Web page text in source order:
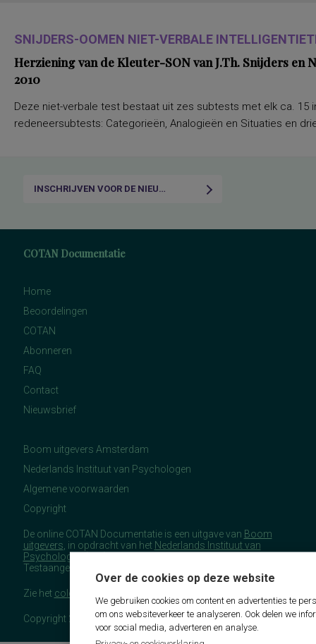
Over de cookies op deze website
We gebruiken cookies om content en advertenties te
om ons websiteverkeer te analyseren. Ook delen we
voor social media, adverteren en analyse.
SNIJDERS-OOMEN NIET-VERBALE
Herziening van de Kleuter-SON van J.Th. Snijders en
2010
Deze niet-verbale test bestaat uit zes subtests met elk ca. 15
redeneersubtests: Categorieën, Analogieën en Situaties en
INSCHRIJVEN VOOR DE NIEUWSBRIEF
COTAN Documentatie
Home
Beoordelingen
COTAN
Abonneren
FAQ
Contact
Nieuwsbrief
Boom uitgevers Amsterdam
Nederlands Instituut van Psychologen
Algemene voorwaarden
Copyright
De online COTAN Documentatie is een uitgave van Boom
uitgevers , in opdracht van het Nederlands Instituut van
Psychologen(NIP), namens de Commissie
Testaangelegenheden Nederland (COTAN).
Zie het colofon
Copyright 2026 - COTAN Documentatie